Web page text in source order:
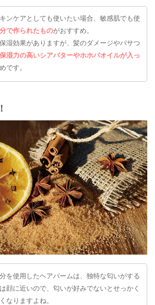
ンケアとしても使いたい場合、敏感肌でも使
で作られたものがおすすめ。
湿効果がありますが、髪のダメージやパサつ
保湿力の高いシアバターやホホバオイルが入っ
です。
を使用したヘアバームは、独特な匂いがする
顔に近いので、匂いが好みでないとせっかく
なりますよね。